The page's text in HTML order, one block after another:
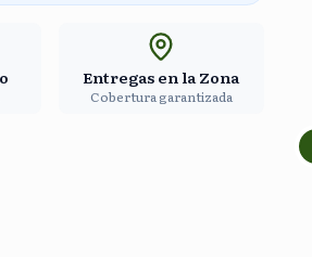
Entregas en la Zona
Cobertura garantizada